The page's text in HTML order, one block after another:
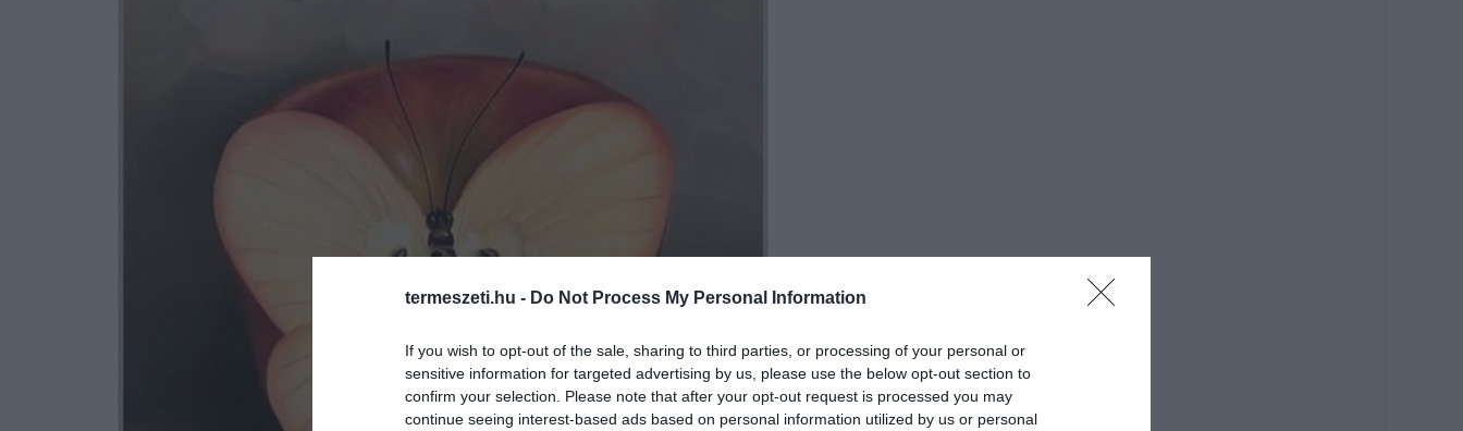
termeszeti.hu - Do Not Process My Personal Information
If you wish to opt-out of the sale, sharing to third parties, or processing of your personal or
sensitive information for targeted advertising by us, please use the below opt-out section to
confirm your selection. Please note that after your opt-out request is processed you may
continue seeing interest-based ads based on personal information utilized by us or personal